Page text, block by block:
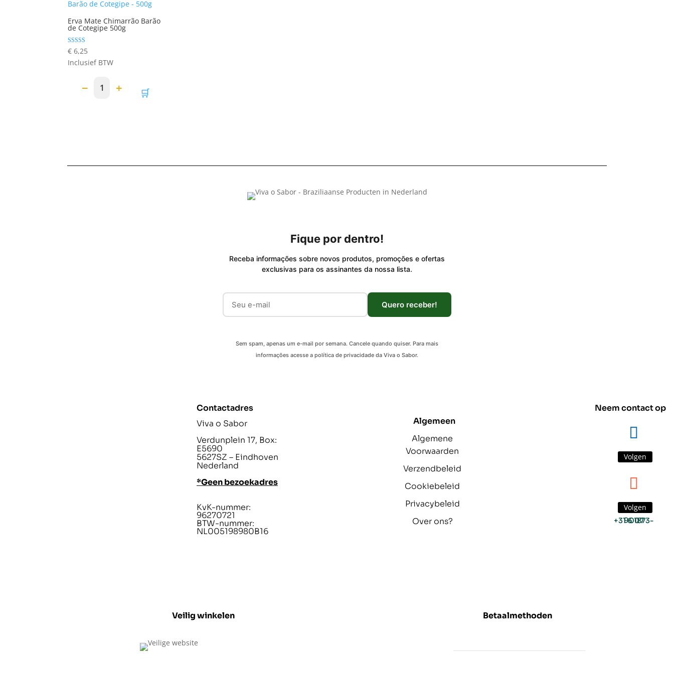
Erva Mate Chimarrão Barão
de Cotegipe 500g
Gewaardeerd
5.00
uit 5
€6,25
Inclusief BTW
− 1 + 🛒
Fique por dentro!
Receba informações sobre novos produtos, promoções e ofertas
exclusivas para os assinantes da nossa lista.
Quero receber!
Sem spam, apenas um e-mail por semana. Cancele quando quiser. Para mais
informações acesse a política de privacidade da Viva o Sabor.
Contactadres
Viva o Sabor
Verdunplein 17, Box:
E5690
5627SZ – Eindhoven
Nederland
*Geen bezoekadres
KvK-nummer:
96270721
BTW-nummer:
NL005198980B16
Algemeen
Algemene
Voorwaarden
Verzendbeleid
Cookiebeleid
Privacybeleid
Over ons?
Neem contact op
Volgen
Volgen
+31 6 1873-9007
Veilig winkelen Betaalmethoden